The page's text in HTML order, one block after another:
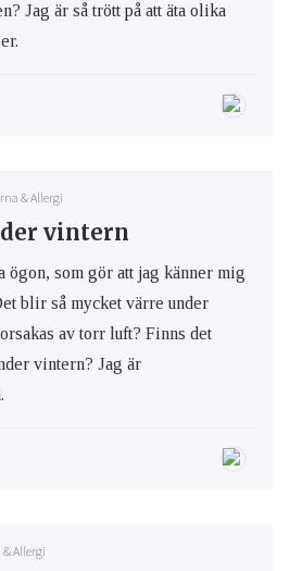
Jag är så trött på att äta olika
& Allergi
vintern
ögon, som gör att jag känner mig
blir så mycket värre under
av torr luft? Finns det
vintern? Jag är
Allergi